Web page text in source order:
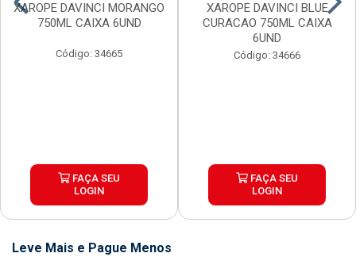
XAROPE DAVINCI MORANGO
750ML CAIXA 6UND
Código: 34665
FAÇA SEU
LOGIN
XAROPE DAVINCI BLUE
CURACAO 750ML CAIXA
6UND
Código: 34666
FAÇA SEU
LOGIN
Leve Mais e Pague Menos